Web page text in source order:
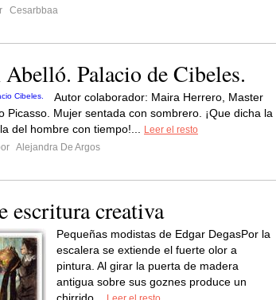
Cesarbbaa
Palacio de Cibeles.
Autor colaborador: Maira Herrero, Master
Picasso. Mujer sentada con sombrero. ¡Que dicha la
del hombre con tiempo!...
Leer el resto
Alejandra De Argos
escritura creativa
Pequeñas modistas de Edgar DegasPor la
escalera se extiende el fuerte olor a
pintura. Al girar la puerta de madera
antigua sobre sus goznes produce un